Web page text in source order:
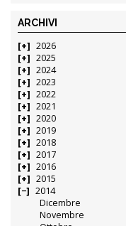
ARCHIVI
2026
2025
2024
2023
2022
2021
2020
2019
2018
2017
2016
2015
2014
Dicembre
Novembre